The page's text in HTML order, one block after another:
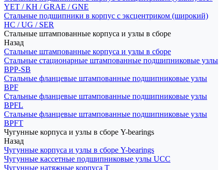
YET / KH / GRAE / GNE
Стальные подшипники в корпус с эксцентриком (широкий)
HC / UG / SER
Стальные штампованные корпуса и узлы в сборе
Назад
Стальные штампованные корпуса и узлы в сборе
Стальные стационарные штампованные подшипниковые узлы
BPP-SB
Стальные фланцевые штампованные подшипниковые узлы
BPF
Стальные фланцевые штампованные подшипниковые узлы
BPFL
Стальные фланцевые штампованные подшипниковые узлы
BPFT
Чугунные корпуса и узлы в сборе Y-bearings
Назад
Чугунные корпуса и узлы в сборе Y-bearings
Чугунные кассетные подшипниковые узлы UCC
Чугунные натяжные корпуса T